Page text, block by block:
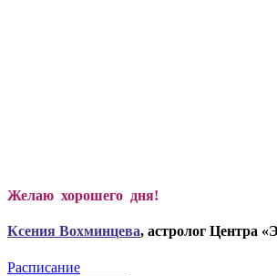
Желаю хорошего дня!
Ксения Вохминцева, астролог
Расписание